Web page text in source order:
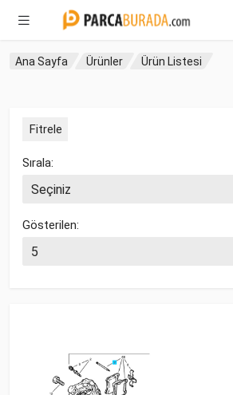
Ana Sayfa Ürünler Ürün Listesi
Fitrele
Sırala:
Gösterilen: